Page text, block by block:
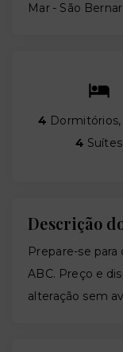
Mar - São
4
4 Suítes
Descrição
Prepare-se
ABC. Preço e
alteração sem